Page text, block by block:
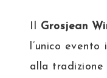
Il Grosjean
l’unico evento
alla